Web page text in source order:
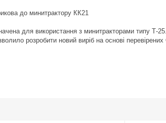
до минитрактору КК21
для використання з минитракторами типу Т-
розробити новий виріб на основі